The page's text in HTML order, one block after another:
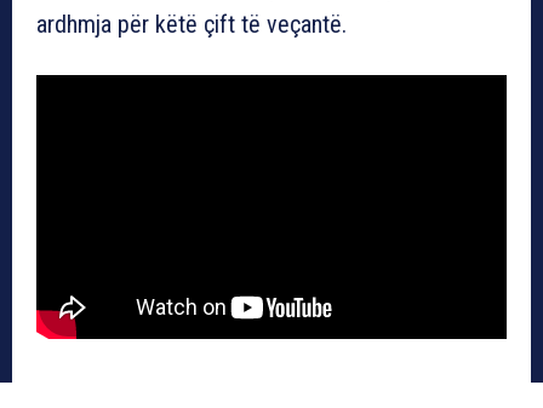
ardhmja për këtë çift të veçantë.